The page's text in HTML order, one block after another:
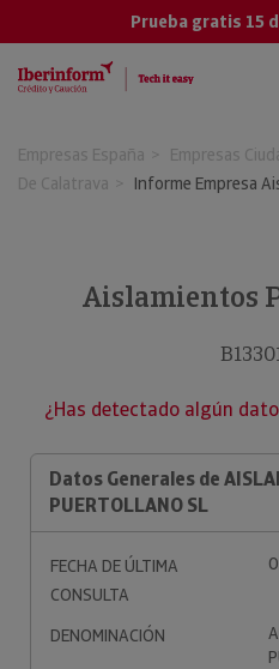
Prueba gratis 15
Empresas España Empresas
De Calatrava
Informe Empresa
Aislamientos
¿Has detectado algún
Datos Generales de
PUERTOLLANO SL
FECHA DE ÚLTIMA
CONSULTA
DENOMINACIÓN